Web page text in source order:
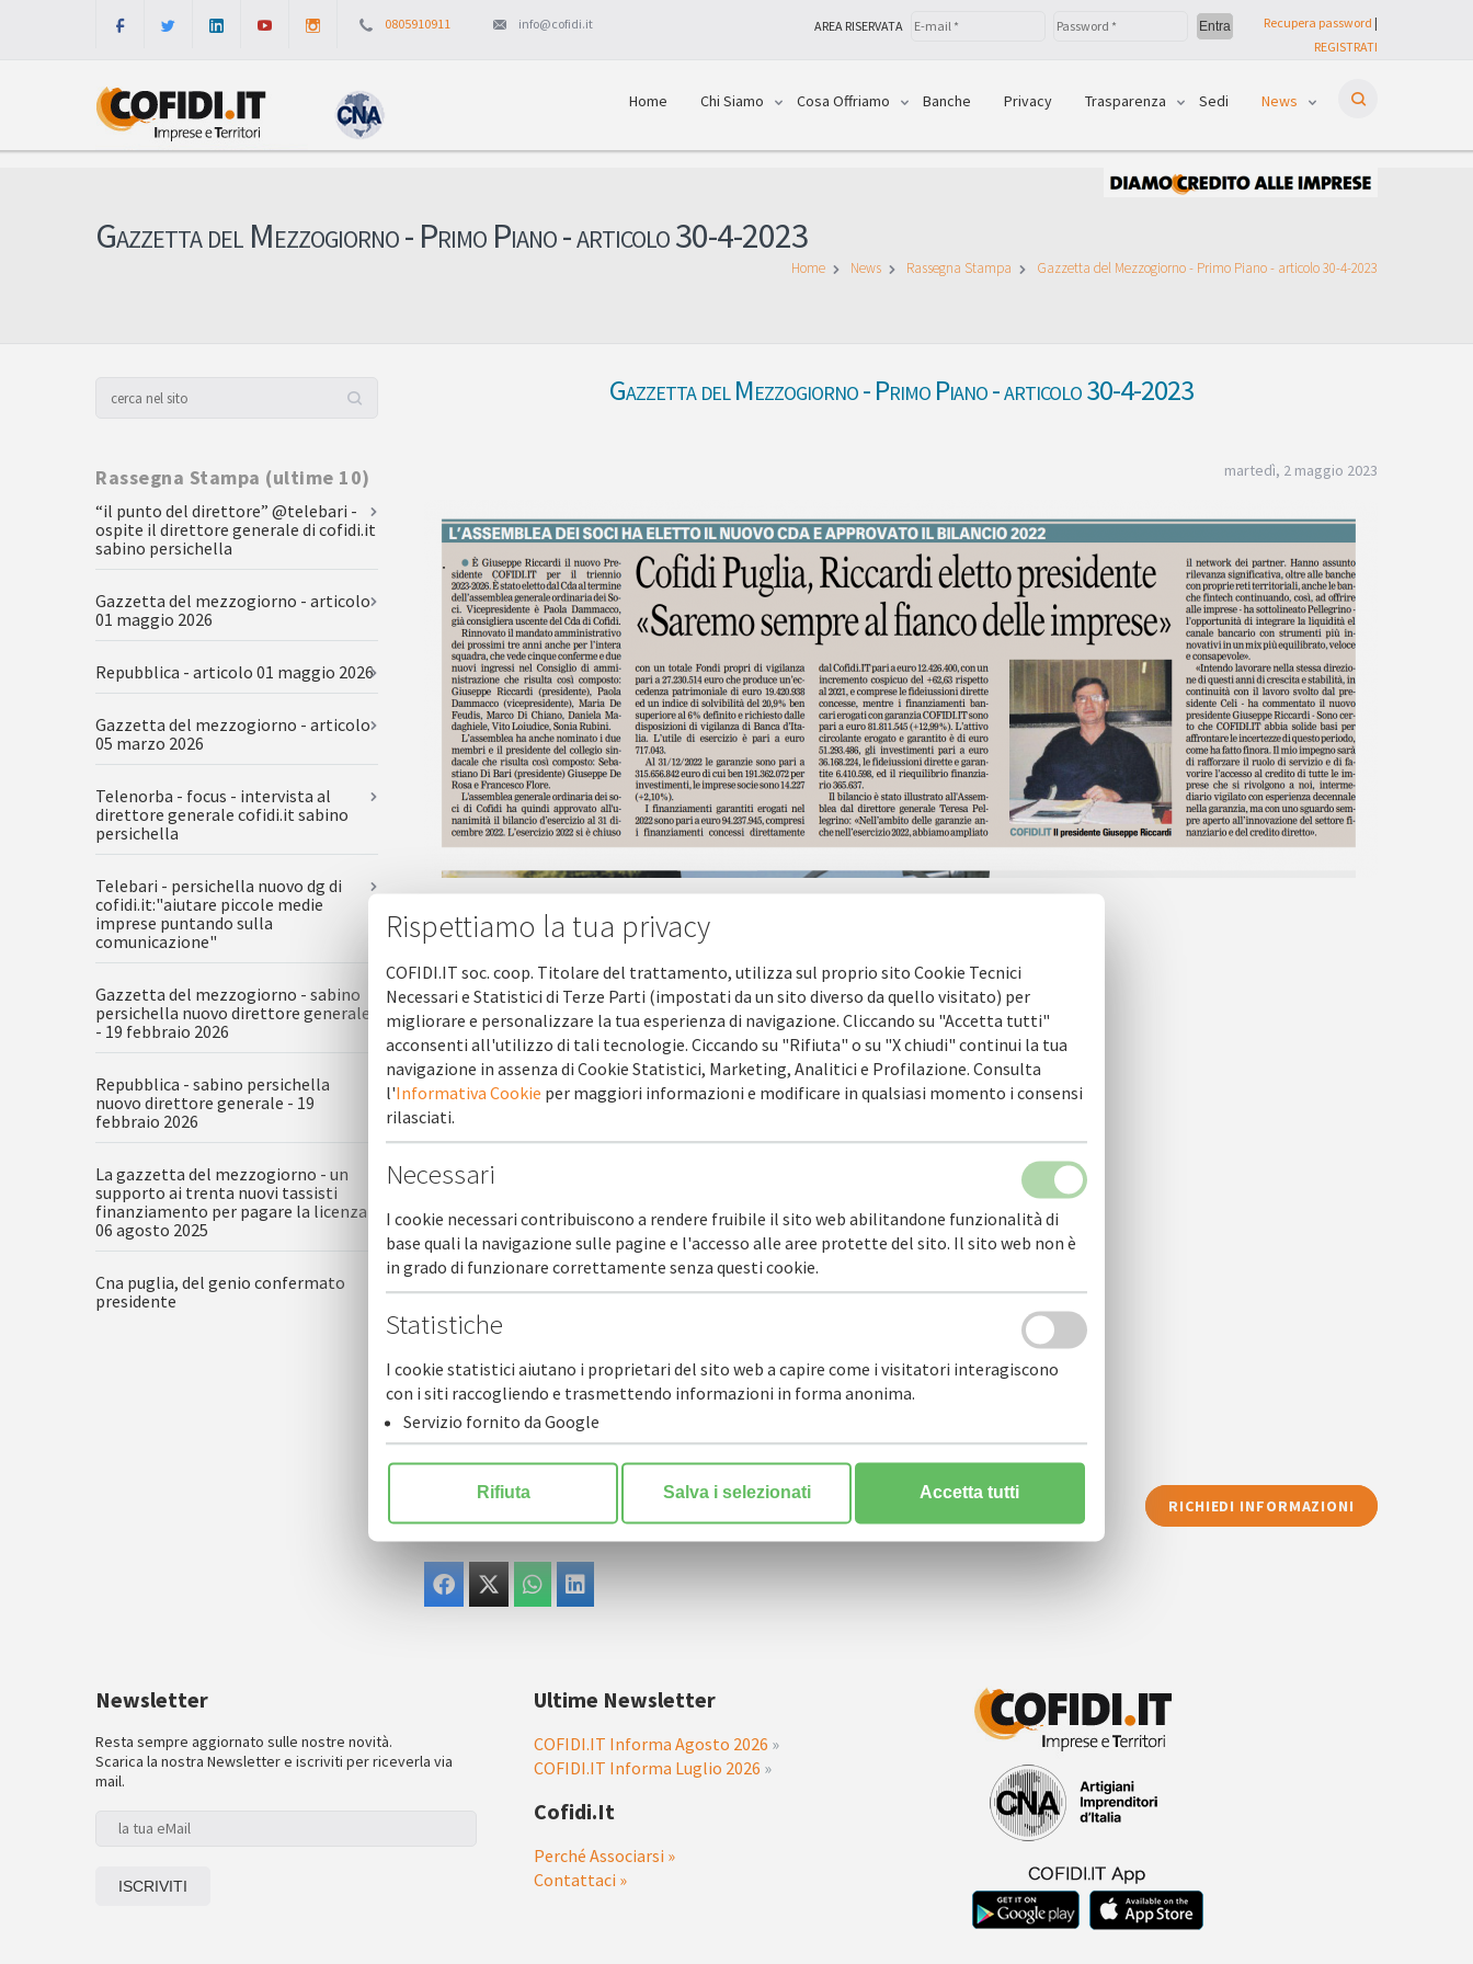
0805910911 info@cofidi.it AREA RISERVATA Recupera password |
REGISTRATI
Home Chi Siamo Cosa Offriamo Banche Privacy Trasparenza Sedi News
Gazzetta del Mezzogiorno - Primo Piano - articolo 30-4-2023
Home News Rassegna Stampa Gazzetta del Mezzogiorno - Primo Piano - articolo 30-4-2023
Gazzetta del Mezzogiorno - Primo Piano - articolo 30-4-2023
martedì, 2 maggio 2023
RICHIEDI INFORMAZIONI
Rassegna Stampa (ultime 10)
“il punto del direttore” @telebari -
ospite il direttore generale di cofidi.it
sabino persichella
Gazzetta del mezzogiorno - articolo
01 maggio 2026
Repubblica - articolo 01 maggio 2026
Gazzetta del mezzogiorno - articolo
05 marzo 2026
Telenorba - focus - intervista al
direttore generale cofidi.it sabino
persichella
Telebari - persichella nuovo dg di
cofidi.it:"aiutare piccole medie
imprese puntando sulla
comunicazione"
Gazzetta del mezzogiorno - sabino
persichella nuovo direttore generale
- 19 febbraio 2026
Repubblica - sabino persichella
nuovo direttore generale - 19
febbraio 2026
La gazzetta del mezzogiorno - un
supporto ai trenta nuovi tassisti
finanziamento per pagare la licenza -
06 agosto 2025
Cna puglia, del genio confermato
presidente
Newsletter
Resta sempre aggiornato sulle nostre novità.
Scarica la nostra Newsletter e iscriviti per riceverla via
mail.
Ultime Newsletter
COFIDI.IT Informa Agosto 2026 »
COFIDI.IT Informa Luglio 2026 »
Cofidi.it
Perché Associarsi »
Contattaci »
Rispettiamo la tua privacy
COFIDI.IT soc. coop. Titolare del trattamento, utilizza sul proprio sito Cookie Tecnici
Necessari e Statistici di Terze Parti (impostati da un sito diverso da quello visitato) per
migliorare e personalizzare la tua esperienza di navigazione. Cliccando su "Accetta tutti"
acconsenti all'utilizzo di tali tecnologie. Ciccando su "Rifiuta" o su "X chiudi" continui la tua
navigazione in assenza di Cookie Statistici, Marketing, Analitici e Profilazione. Consulta
l'Informativa Cookie per maggiori informazioni e modificare in qualsiasi momento i consensi
rilasciati.
Necessari
I cookie necessari contribuiscono a rendere fruibile il sito web abilitandone funzionalità di
base quali la navigazione sulle pagine e l'accesso alle aree protette del sito. Il sito web non è
in grado di funzionare correttamente senza questi cookie.
Statistiche
I cookie statistici aiutano i proprietari del sito web a capire come i visitatori interagiscono
con i siti raccogliendo e trasmettendo informazioni in forma anonima.
Servizio fornito da Google
Rifiuta Salva i selezionati Accetta tutti